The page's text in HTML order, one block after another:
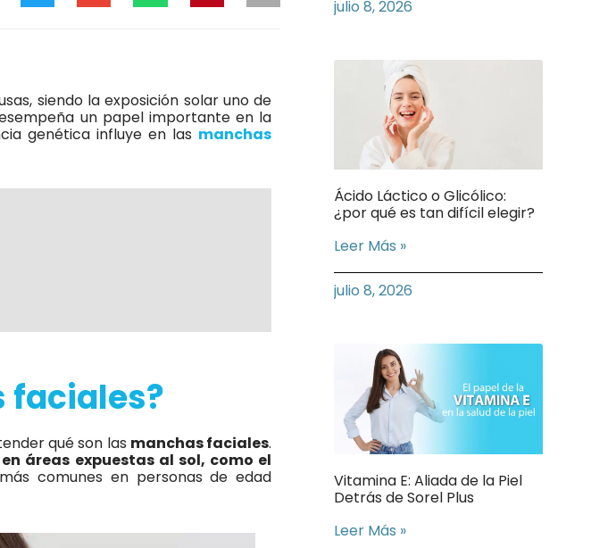
siendo la exposición solar uno de
un papel importante en la
genética influye en las manchas
faciales?
qué son las manchas faciales.
áreas expuestas al sol, como el
comunes en personas de edad
julio 8, 2026
Ácido Láctico o Glicólico:
¿por qué es tan difícil elegir?
Leer Más »
julio 8, 2026
Vitamina E: Aliada de la Piel
Detrás de Sorel Plus
Leer Más »